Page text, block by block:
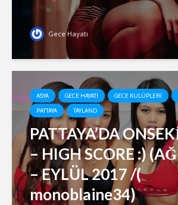
Gece Hayatı
ASYA GECE HAYATI GECE KULÜPLERI
PATTAYA
TAYLAND
PATTAYA’DA
– HIGH SCORE :)
– EYLÜL 2017 /(
monoblaine34)